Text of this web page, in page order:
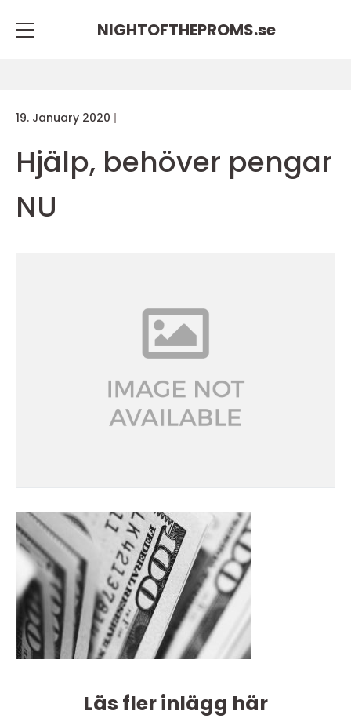
NIGHTOFTHEPROMS.se
19. January 2020
Hjälp, behöver pengar
NU
Läs fler inlägg här